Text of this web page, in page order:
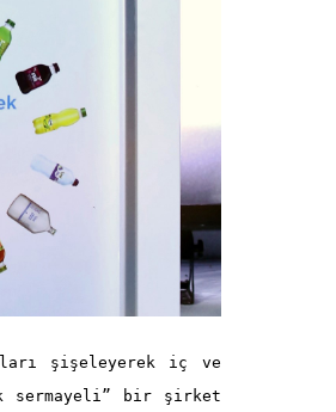
şişeleyerek iç ve
sermayeli” bir şirket